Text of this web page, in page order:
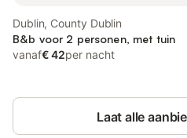
Dublin, County Dublin
B&b voor 2 personen, met tuin
vanaf€ 42per nacht
Laat alle